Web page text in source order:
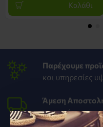
Καλάθι
Παρέχουμε
και υπηρεσίες
Άμεση
στον χώρο σου